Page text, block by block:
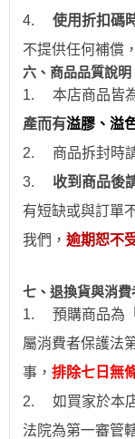
4.
使用折扣碼
不提供任何補償
六、商品品質說明
1.
本店商品皆
產而有溢膠、溢
2.
商品拆封時
3.
收到商品後
有短缺或與訂單
我們， 逾期恕不
七、退換貨與消費
1.
預購商品為
屬消費者保護法
事， 排除七日無
2.
如買家於本
法院為第一審管